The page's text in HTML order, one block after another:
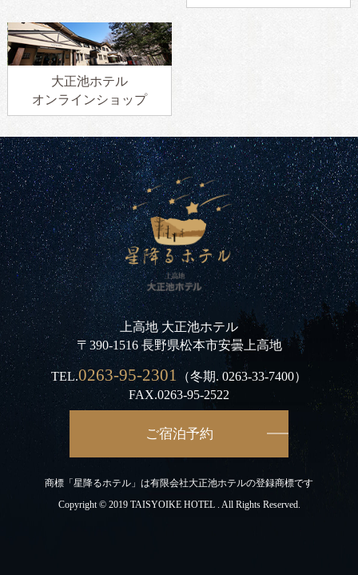
大正池ホテル
オンラインショップ
上高地 大正池ホテル
〒390-1516 長野県松本市安曇上高地
TEL.0263-95-2301 （冬期.0263-33-7400）
FAX.0263-95-2522
ご宿泊予約
商標「星降るホテル」は有限会社大正池ホテルの登録商標です
Copyright © 2019 TAISYOIKE HOTEL . All Rights Reserved.